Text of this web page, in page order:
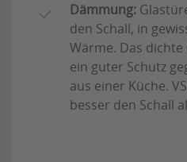
Dämmung:
den Schall, in
Wärme. Das
ein guter Schutz
aus einer Küche.
besser den Schall